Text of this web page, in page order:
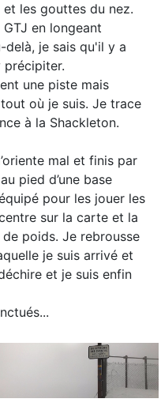
les gouttes du nez.
en longeant
delà, je sais qu'il y a
précipiter.
une piste mais
où je suis. Je trace
à la Shackleton.
mal et finis par
pied d’une base
pour les jouer les
sur la carte et la
poids. Je rebrousse
je suis arrivé et
et je suis enfin